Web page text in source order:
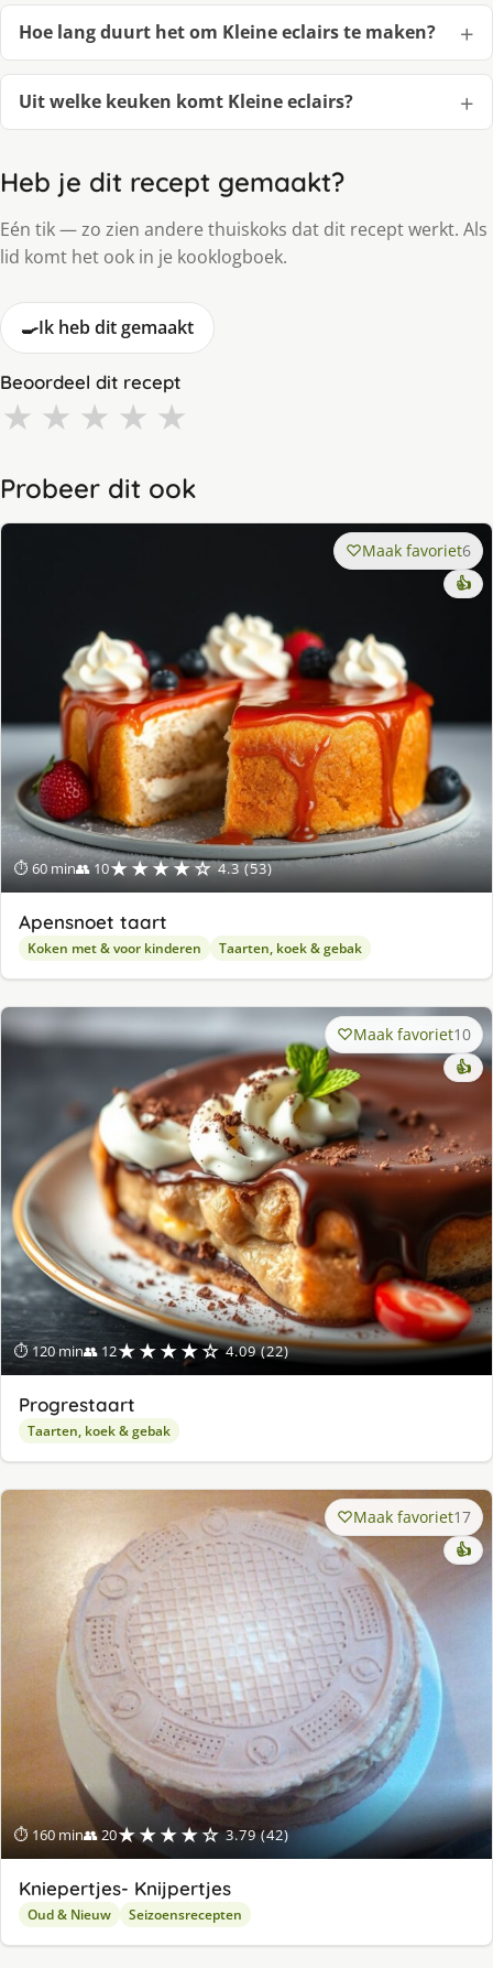
Hoe lang duurt het om Kleine eclairs te maken?
Uit welke keuken komt Kleine eclairs?
Heb je dit recept gemaakt?
Eén tik — zo zien andere thuiskoks dat dit recept werkt. Als
lid komt het ook in je kooklogboek.
🍳Ik heb dit gemaakt
Beoordeel dit recept
★ ★ ★ ★ ★
Probeer dit ook
⏱ 60 min👥 10★★★★☆ 4.3 (53)
Maak favoriet6
👍
Apensnoet taart
Koken met & voor kinderen Taarten, koek & gebak
⏱ 120 min👥 12★★★★☆ 4.09 (22)
Maak favoriet10
👍
Progrestaart
Taarten, koek & gebak
⏱ 160 min👥 20★★★★☆ 3.79 (42)
Maak favoriet17
👍
Kniepertjes- Knijpertjes
Oud & Nieuw Seizoensrecepten